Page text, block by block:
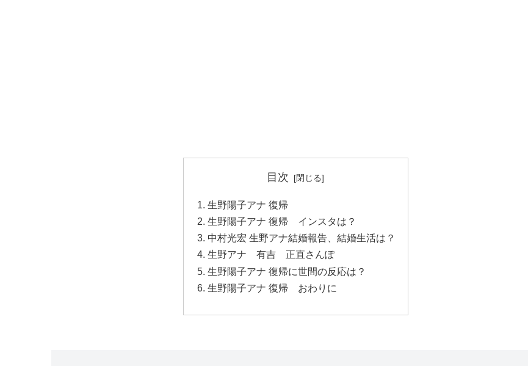
目次
生野陽子アナ 復帰
生野陽子アナ 復帰 インスタは？
中村光宏 生野アナ結婚報告、結婚生活は？
生野アナ 有吉 正直さんぽ
生野陽子アナ 復帰に世間の反応は？
生野陽子アナ 復帰 おわりに